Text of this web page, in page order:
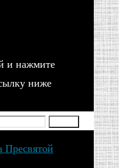
и нажмите
ниже
Пресвятой